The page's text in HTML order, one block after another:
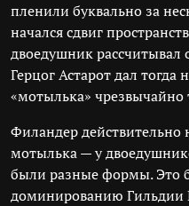
пленили буквально за
начался сдвиг
двоедушник рассчитывал
Герцог Астарот дал тогда
«мотылька» чрезвычайно
Филандер
мотылька — у
были разные формы. Это
доминированию Гильдии